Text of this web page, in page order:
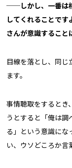
──しかし、一番は
してくれることで
さんが意識すること
目線を落とし、同
ます。
事情聴取をするとき
うとすると「俺は
る」という意識にな
い、ウソどころか言